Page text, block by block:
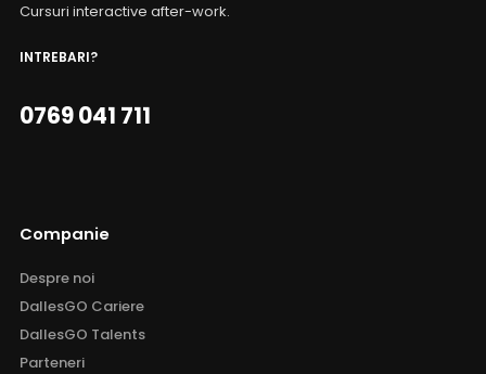
Cursuri interactive after-work.
INTREBARI?
0769 041 711
Companie
Despre noi
DallesGO Cariere
DallesGO Talents
Parteneri